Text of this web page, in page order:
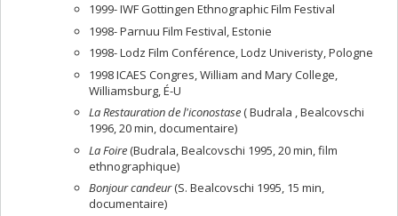
1999- IWF Gottingen Ethnographic Film Festival
1998- Parnuu Film Festival, Estonie
1998- Lodz Film Conférence, Lodz Univeristy, Pologne
1998 ICAES Congres, William and Mary College,
Williamsburg, É-U
La Restauration del'iconostase( Budrala , Bealcovschi
1996, 20 min, documentaire)
La Foire(Budrala, Bealcovschi 1995, 20 min, film
ethnographique)
Bonjour candeur(S. Bealcovschi 1995, 15 min,
documentaire)